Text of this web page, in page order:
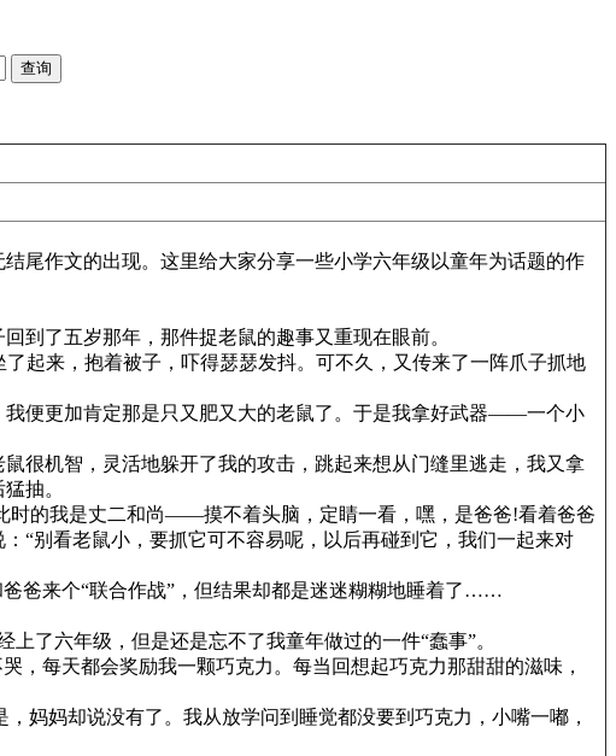
尾作文的出现。这里给大家分享一些小学六年级以童年为话题的作
到了五岁那年，那件捉老鼠的趣事又重现在眼前。
起来，抱着被子，吓得瑟瑟发抖。可不久，又传来了一阵爪子抓地
便更加肯定那是只又肥又大的老鼠了。于是我拿好武器——一个小
很机智，灵活地躲开了我的攻击，跳起来想从门缝里逃走，我又拿
抽。
时的我是丈二和尚——摸不着头脑，定睛一看，嘿，是爸爸!看着爸爸
“别看老鼠小，要抓它可不容易呢，以后再碰到它，我们一起来对
爸来个“联合作战”，但结果却都是迷迷糊糊地睡着了……
了六年级，但是还是忘不了我童年做过的一件“蠢事”。
每天都会奖励我一颗巧克力。每当回想起巧克力那甜甜的滋味，
妈妈却说没有了。我从放学问到睡觉都没要到巧克力，小嘴一嘟，